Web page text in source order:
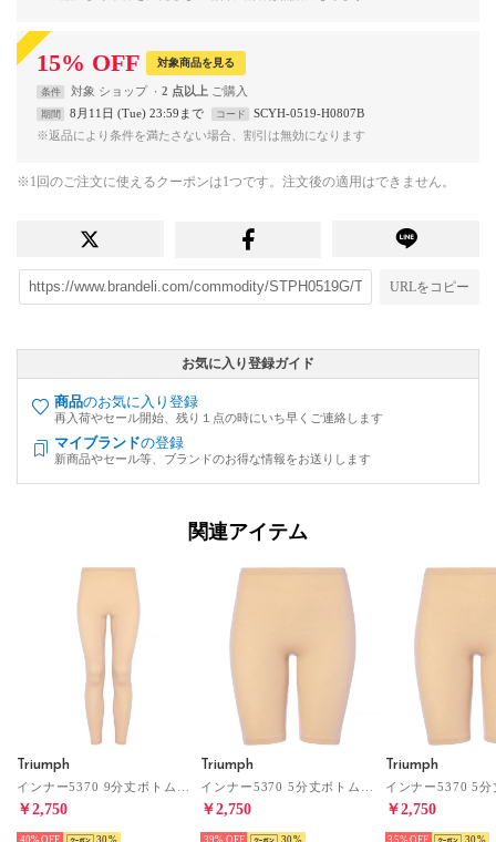
15% OFF 対象商品を見る
条件 対象 ショップ 2 点以上
期間 8月11日 (Tue) 23:59まで コード
SCYH-0519-H0807B
※返品により条件を満たさない場合、割引は無効になります
※1回のご注文に使えるクーポンは1つです。注文後の適用はできません。
URLをコピー
お気に入り登録ガイド
商品のお気に入り登録
再入荷やセール開始、残り１点の時にいち早くご連絡します
マイブランドの登録
新商品やセール等、ブランドのお得な情報をお送りします
関連アイテム
Triumph
￥2,750
40% 30
Triumph
￥2,750
39% 30
Triumph
￥2,750
35% 30